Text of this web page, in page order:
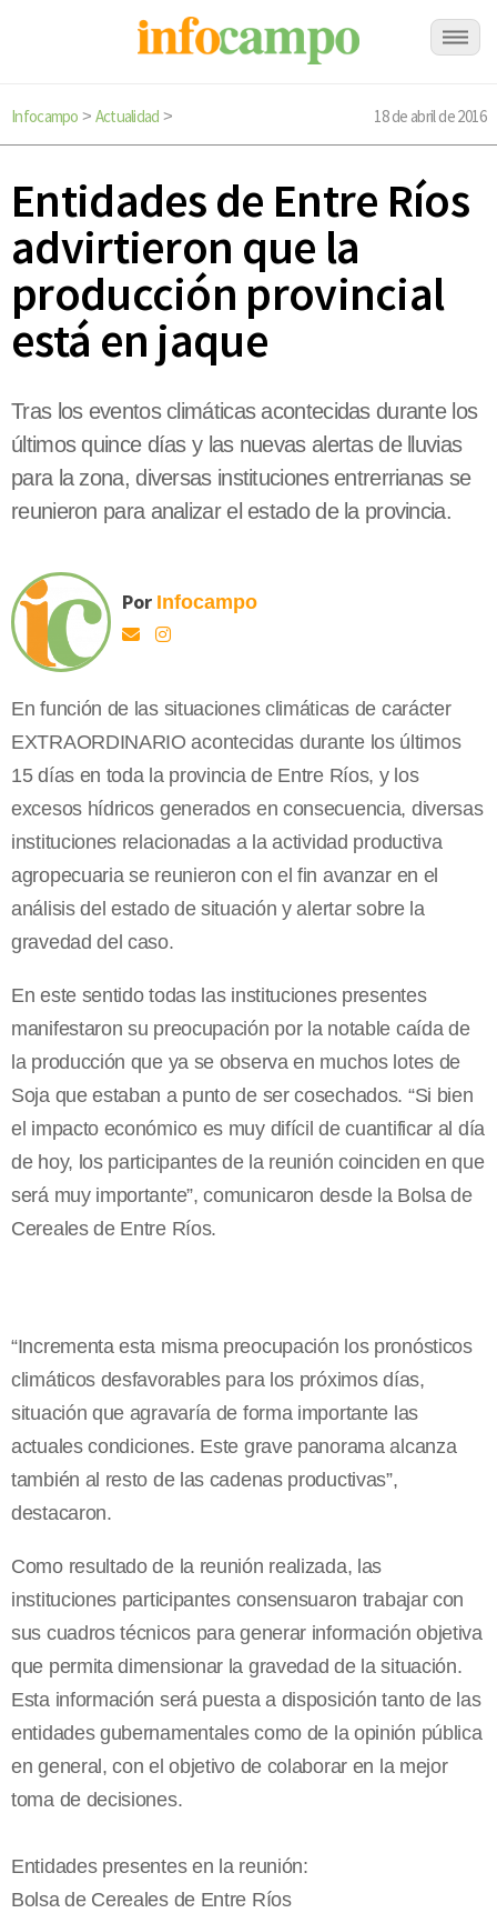
Infocampo > Actualidad > 18 de abril de 2016
Entidades de Entre Ríos
advirtieron que la
producción provincial
está en jaque
Tras los eventos climáticas acontecidas durante los
últimos quince días y las nuevas alertas de lluvias
para la zona, diversas instituciones entrerrianas se
reunieron para analizar el estado de la provincia.
Por Infocampo
En función de las situaciones climáticas de carácter
EXTRAORDINARIO acontecidas durante los últimos
15 días en toda la provincia de Entre Ríos, y los
excesos hídricos generados en consecuencia, diversas
instituciones relacionadas a la actividad productiva
agropecuaria se reunieron con el fin avanzar en el
análisis del estado de situación y alertar sobre la
gravedad del caso.
En este sentido todas las instituciones presentes
manifestaron su preocupación por la notable caída de
la producción que ya se observa en muchos lotes de
Soja que estaban a punto de ser cosechados. “Si bien
el impacto económico es muy difícil de cuantificar al día
de hoy, los participantes de la reunión coinciden en que
será muy importante”, comunicaron desde la Bolsa de
Cereales de Entre Ríos.
“Incrementa esta misma preocupación los pronósticos
climáticos desfavorables para los próximos días,
situación que agravaría de forma importante las
actuales condiciones. Este grave panorama alcanza
también al resto de las cadenas productivas”,
destacaron.
Como resultado de la reunión realizada, las
instituciones participantes consensuaron trabajar con
sus cuadros técnicos para generar información objetiva
que permita dimensionar la gravedad de la situación.
Esta información será puesta a disposición tanto de las
entidades gubernamentales como de la opinión pública
en general, con el objetivo de colaborar en la mejor
toma de decisiones.
Entidades presentes en la reunión:
Bolsa de Cereales de Entre Ríos